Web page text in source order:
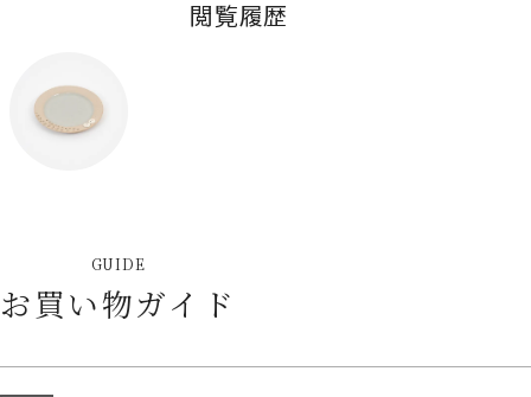
閲覧履歴
GUIDE
お買い物ガイド